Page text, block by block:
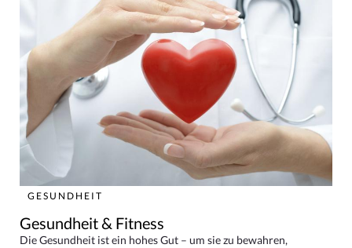
GESUNDHEIT
Gesundheit & Fitness
Die Gesundheit ist ein hohes Gut – um sie zu bewahren,